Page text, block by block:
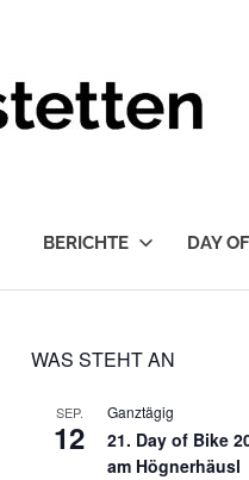
BERICHTE DAY
WAS STEHT AN
SEP.
12
Ganztägig
21. Day of Bike
am Högnerhäusl